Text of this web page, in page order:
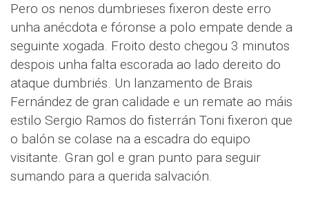
Pero os nenos dumbrieses fixeron deste erro
unha anécdota e fóronse a polo empate dende a
seguinte xogada. Froito desto chegou 3 minutos
despois unha falta escorada ao lado dereito do
ataque dumbriés. Un lanzamento de Brais
Fernández de gran calidade e un remate ao máis
estilo Sergio Ramos do fisterrán Toni fixeron que
o balón se colase na a escadra do equipo
visitante. Gran gol e gran punto para seguir
sumando para a querida salvación.